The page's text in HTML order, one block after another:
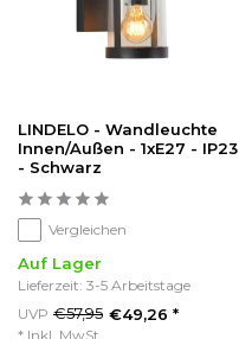
LINDELO - Wandleuchte
Innen/Außen - 1xE27 - IP23
- Schwarz
Vergleichen
Auf Lager
Lieferzeit: 3-5 Arbeitstage
UVP €57,95 €49,26 *
* Inkl. MwSt.